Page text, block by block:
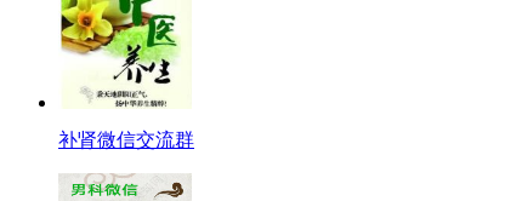
补肾微信交流群